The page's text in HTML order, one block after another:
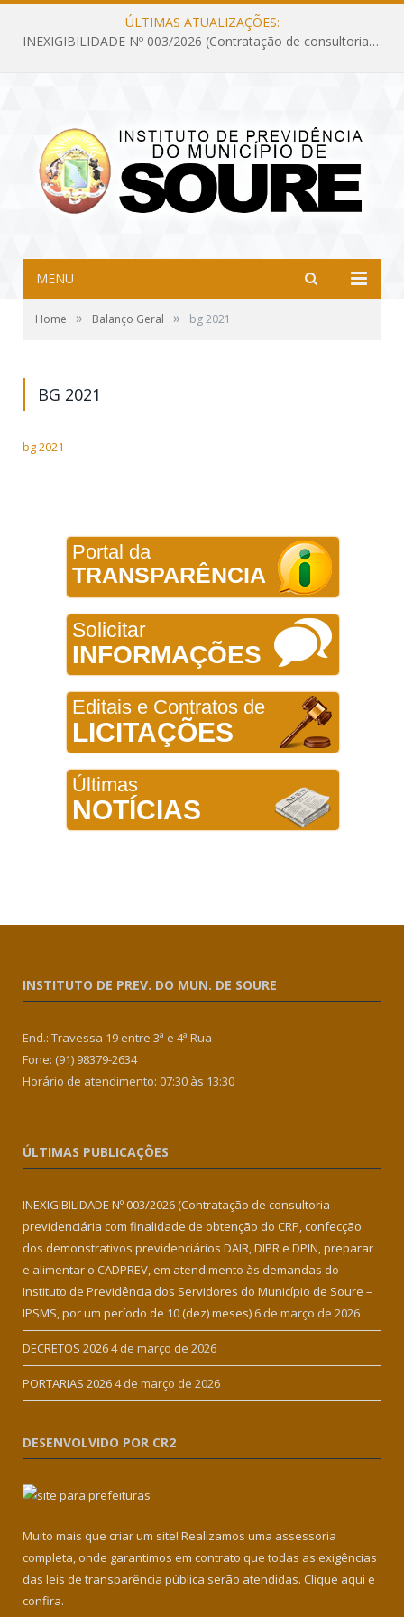
ÚLTIMAS ATUALIZAÇÕES:
INEXIGIBILIDADE Nº 003/2026 (Contratação de consultoria previdenciária com finalidade de obtenção do CRP, confecção dos demonstrativos previdenciários DAIR, DIPR e DPIN, preparar e alimentar o CADPREV, em atendimento às demandas do Instituto de Previdência dos Servidores do Município de Soure – IPSMS, por um período de 10 (dez) meses)
MENU
Home » Balanço Geral » bg 2021
BG 2021
bg 2021
Portal da
TRANSPARÊNCIA
Solicitar
INFORMAÇÕES
Editais e Contratos de
LICITAÇÕES
Últimas
NOTÍCIAS
INSTITUTO DE PREV. DO MUN. DE SOURE
End.: Travessa 19 entre 3ª e 4ª Rua
Fone: (91) 98379-2634
Horário de atendimento: 07:30 às 13:30
ÚLTIMAS PUBLICAÇÕES
INEXIGIBILIDADE Nº 003/2026 (Contratação de consultoria
previdenciária com finalidade de obtenção do CRP, confecção
dos demonstrativos previdenciários DAIR, DIPR e DPIN, preparar
e alimentar o CADPREV, em atendimento às demandas do
Instituto de Previdência dos Servidores do Município de Soure –
IPSMS, por um período de 10 (dez) meses) 6 de março de 2026
DECRETOS 20264 de março de 2026
PORTARIAS 20264 de março de 2026
DESENVOLVIDO POR CR2
Muito mais que criar um site! Realizamos uma assessoria
completa, onde garantimos em contrato que todas as exigências
das leis de transparência pública serão atendidas. Clique aqui e
confira.